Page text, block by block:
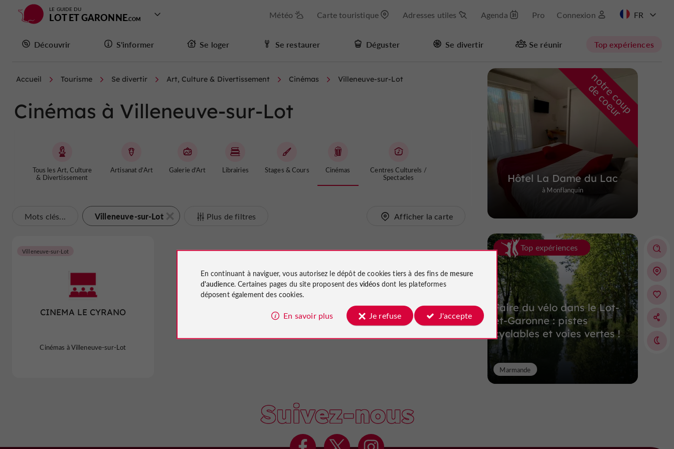
LE GUIDE DU
LOT ET GARONNE Météo Carte touristique Adresses utiles Agenda Pro Connexion
Découvrir S'informer Se loger Se restaurer Déguster Se divertir Se réunir Top expériences
Masquer la carte
Accueil Tourisme Se divertir Art, Culture & Divertissement Cinémas Villeneuve-sur-Lot
Cinémas à Villeneuve-sur-Lot
Tous les Art, Culture
& Divertissement
Artisanat d'Art Galerie d'Art Librairies Stages & Cours Cinémas
Centres Culturels /
Spectacles
Mots clés... Villeneuve-sur-Lot Plus de filtres Afficher la carte
CINEMA LE CYRANO
Villeneuve-sur-Lot
Cinémas à Villeneuve-sur-Lot
n
o
t
r
e
c
o
u
p
d
e
c
o
e
u
r
Hôtel La Dame du Lac
à Monflanquin
Top expériences
Faire du vélo dans le Lot-
et-Garonne : pistes
cyclables et voies vertes !
Marmande
Suivez-nous
En continuant à naviguer, vous autorisez le dépôt de cookies tiers à des fins de mesure
d'audience. Certaines pages du site proposent des vidéosdont les plateformes
déposent également des cookies.
En savoir plus Je refuse J'accepte